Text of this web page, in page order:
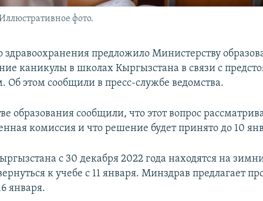
фото.
здравоохранения предложило Министерству
каникулы в школах Кыргызстана в связи с
Об этом сообщили в пресс-службе ведомства.
образования сообщили, что этот вопрос
комиссия и что решение будет принято до 10
с 30 декабря 2022 года находятся на
к учебе с 11 января. Минздрав предлагает
января.